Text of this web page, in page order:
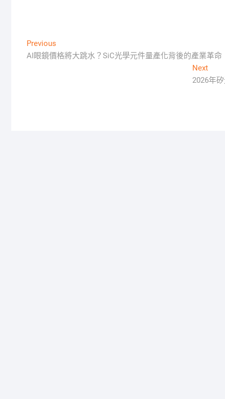
文
章
Previous
post:
AI眼鏡價格將大跳水？SiC光學元件量產化背後的產業革命
NextNext
post:
2026年